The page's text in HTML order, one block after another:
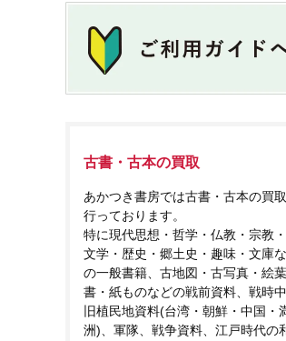
古書・古本の買取
あかつき書房では古書・古本の買
行っております。
特に現代思想・哲学・仏教・宗教
文学・歴史・郷土史・趣味・文庫
の一般書籍、古地図・古写真・絵葉
書・紙ものなどの戦前資料、戦時
旧植民地資料(台湾・朝鮮・中国・
洲)、軍隊、戦争資料、江戸時代の